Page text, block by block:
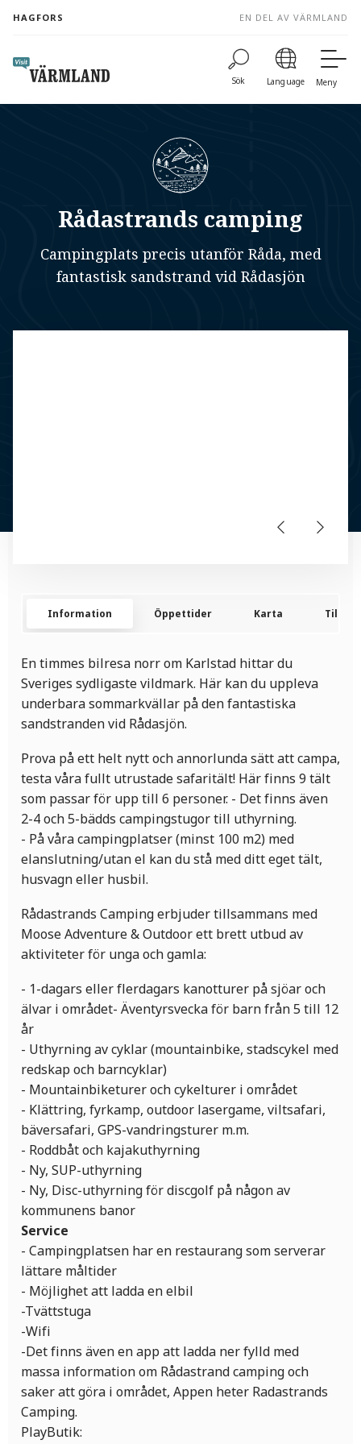
content
HAGFORS EN DEL AV VÄRMLAND
Sök Language Meny
Rådastrands camping
Campingplats precis utanför Råda, med
fantastisk sandstrand vid Rådasjön
Information Öppettider Karta
En timmes bilresa norr om Karlstad hittar du
Sveriges sydligaste vildmark. Här kan du uppleva
underbara sommarkvällar på den fantastiska
sandstranden vid Rådasjön.
Prova på ett helt nytt och annorlunda sätt att campa,
testa våra fullt utrustade safaritält! Här finns 9 tält
som passar för upp till 6 personer. - Det finns även
2-4 och 5-bädds campingstugor till uthyrning.
- På våra campingplatser (minst 100 m2) med
elanslutning/utan el kan du stå med ditt eget tält,
husvagn eller husbil.
Rådastrands Camping erbjuder tillsammans med
Moose Adventure & Outdoor ett brett utbud av
aktiviteter för unga och gamla:
- 1-dagars eller flerdagars kanotturer på sjöar och
älvar i området- Äventyrsvecka för barn från 5 till 12
år
- Uthyrning av cyklar (mountainbike, stadscykel med
redskap och barncyklar)
- Mountainbiketurer och cykelturer i området
- Klättring, fyrkamp, outdoor lasergame, viltsafari,
bäversafari, GPS-vandringsturer m.m.
- Roddbåt och kajakuthyrning
- Ny, SUP-uthyrning
- Ny, Disc-uthyrning för discgolf på någon av
kommunens banor
Service
- Campingplatsen har en restaurang som serverar
lättare måltider
- Möjlighet att ladda en elbil
-Tvättstuga
-Wifi
-Det finns även en app att ladda ner fylld med
massa information om Rådastrand camping och
saker att göra i området, Appen heter Radastrands
Camping.
PlayButik: